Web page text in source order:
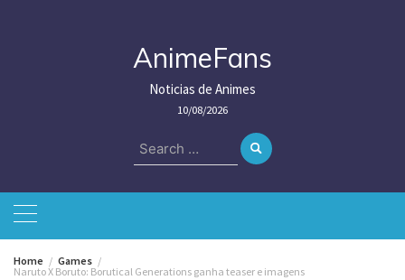
AnimeFans
Noticias de Animes
10/08/2026
Search
for:
Home
Games
Naruto X Boruto: Borutical Generations ganha teaser e imagens